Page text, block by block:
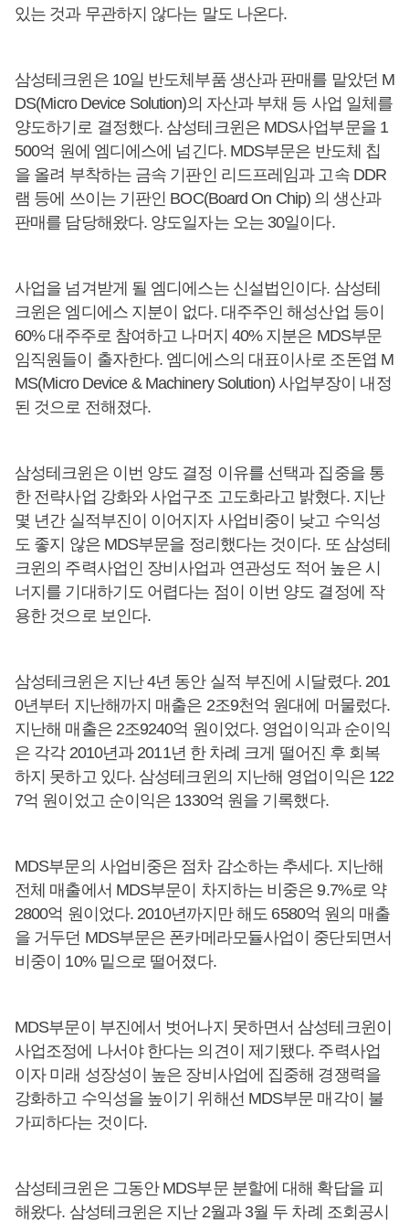
있는 것과 무관하지 않다는 말도 나온다.
삼성테크윈은 10일 반도체부품 생산과 판매를 맡았던 M
DS(Micro Device Solution)의 자산과 부채 등 사업 일체를
양도하기로 결정했다. 삼성테크윈은 MDS사업부문을 1
500억 원에 엠디에스에 넘긴다. MDS부문은 반도체 칩
을 올려 부착하는 금속 기판인 리드프레임과 고속 DDR
램 등에 쓰이는 기판인 BOC(Board On Chip) 의 생산과
판매를 담당해왔다. 양도일자는 오는 30일이다.
사업을 넘겨받게 될 엠디에스는 신설법인이다. 삼성테
크윈은 엠디에스 지분이 없다. 대주주인 해성산업 등이
60% 대주주로 참여하고 나머지 40% 지분은 MDS부문
임직원들이 출자한다. 엠디에스의 대표이사로 조돈엽 M
MS(Micro Device & Machinery Solution) 사업부장이 내정
된 것으로 전해졌다.
삼성테크윈은 이번 양도 결정 이유를 선택과 집중을 통
한 전략사업 강화와 사업구조 고도화라고 밝혔다. 지난
몇 년간 실적부진이 이어지자 사업비중이 낮고 수익성
도 좋지 않은 MDS부문을 정리했다는 것이다. 또 삼성테
크윈의 주력사업인 장비사업과 연관성도 적어 높은 시
너지를 기대하기도 어렵다는 점이 이번 양도 결정에 작
용한 것으로 보인다.
삼성테크윈은 지난 4년 동안 실적 부진에 시달렸다. 201
0년부터 지난해까지 매출은 2조9천억 원대에 머물렀다.
지난해 매출은 2조9240억 원이었다. 영업이익과 순이익
은 각각 2010년과 2011년 한 차례 크게 떨어진 후 회복
하지 못하고 있다. 삼성테크윈의 지난해 영업이익은 122
7억 원이었고 순이익은 1330억 원을 기록했다.
MDS부문의 사업비중은 점차 감소하는 추세다. 지난해
전체 매출에서 MDS부문이 차지하는 비중은 9.7%로 약
2800억 원이었다. 2010년까지만 해도 6580억 원의 매출
을 거두던 MDS부문은 폰카메라모듈사업이 중단되면서
비중이 10% 밑으로 떨어졌다.
MDS부문이 부진에서 벗어나지 못하면서 삼성테크윈이
사업조정에 나서야 한다는 의견이 제기됐다. 주력사업
이자 미래 성장성이 높은 장비사업에 집중해 경쟁력을
강화하고 수익성을 높이기 위해선 MDS부문 매각이 불
가피하다는 것이다.
삼성테크윈은 그동안 MDS부문 분할에 대해 확답을 피
해왔다. 삼성테크윈은 지난 2월과 3월 두 차례 조회공시